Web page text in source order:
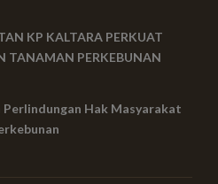
KP KALTARA PERKUAT
TANAMAN PERKEBUNAN
Hak Masyarakat